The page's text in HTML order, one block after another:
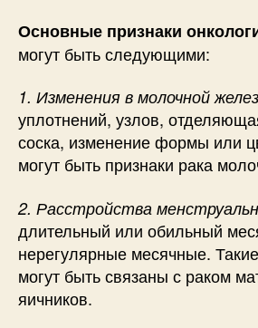
Основные признаки
могут быть следующими:
1. Изменения в молочной
уплотнений, узлов,
соска, изменение формы или
могут быть признаки рака
2. Расстройства
длительный или обильный
нерегулярные месячные.
могут быть связаны с раком
яичников.